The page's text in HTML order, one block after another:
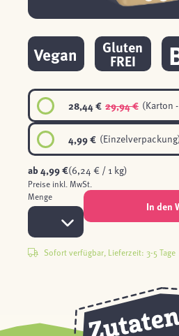
Vegan Gluten
FREI
28,44 € 29,94 € (Karton
4,99 €
ab4,99 €(6,24 € / 1 kg)
Preise inkl. MwSt.
Menge
In den
Sofort verfügbar, Lieferzeit: 3-5 Tage